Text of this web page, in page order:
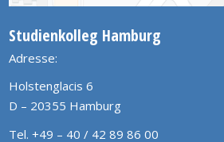
Studienkolleg Hamburg
Adresse:
Holstenglacis 6
D – 20355 Hamburg
Tel. +49 – 40 / 42 89 86 00